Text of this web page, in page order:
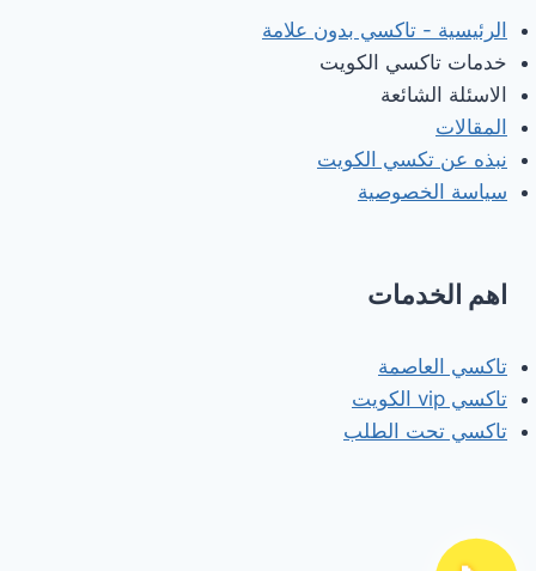
الرئيسية - تاكسي بدون علامة
خدمات تاكسي الكويت
الاسئلة الشائعة
المقالات
نبذه عن تكسي الكويت
سياسة الخصوصية
اهم الخدمات
تاكسي العاصمة
تاكسي vip الكويت
تاكسي تحت الطلب